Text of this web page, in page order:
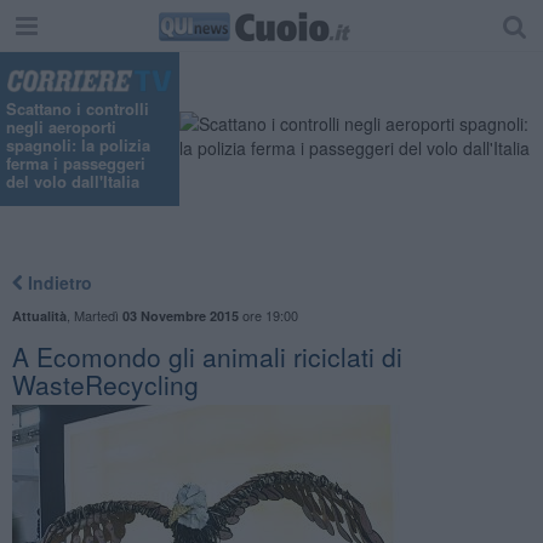
Scattano i controlli
negli aeroporti
spagnoli: la polizia
ferma i passeggeri
del volo dall'Italia
Indietro
Attualità Martedì 03 Novembre 2015ore 19:00
A Ecomondo gli animali riciclati di
WasteRecycling